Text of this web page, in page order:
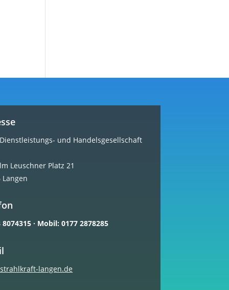
und Handelsgesellschaft
Leuschner Platz 21
Langen
8074315 · Mobil: 0177 2878285
langen.de